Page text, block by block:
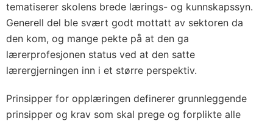
tematiserer skolens brede lærings- og kunnskapssyn.
Generell del ble svært godt mottatt av sektoren da
den kom, og mange pekte på at den ga
lærerprofesjonen status ved at den satte
lærergjerningen inn i et større perspektiv.
Prinsipper for opplæringen definerer grunnleggende
prinsipper og krav som skal prege og forplikte alle